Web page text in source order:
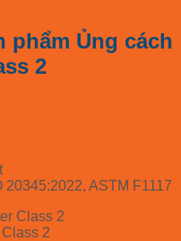
phẩm Ủng cách
2
ASTM F1117
2